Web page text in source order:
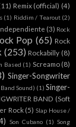
Remix (official) (4)
(1) Riddim / Tearout (2)
(3) Rock
Pop (65) Rock
(253) Rockabilly (8)
Based (1) Screamo (8)
Singer-Songwriter
Sound) (1) Singer-
BAND (Soft
Rock (5) Slap House /
Son Cubano (1) Song